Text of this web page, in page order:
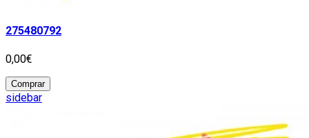
275480792
0,00€
Comprar
sidebar